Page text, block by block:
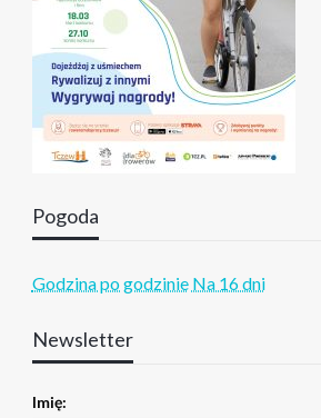
Pogoda
Godzina po godzinie Na 16 dni
Newsletter
Imię: